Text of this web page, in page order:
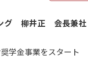
グ 柳井正 会長兼社
学金事業をスタート